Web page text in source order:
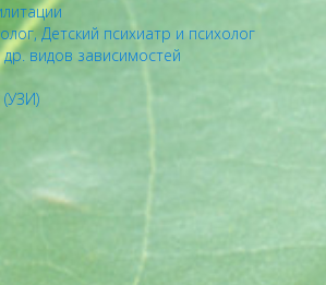
Детский психиатр и психолог
видов зависимостей
(УЗИ)